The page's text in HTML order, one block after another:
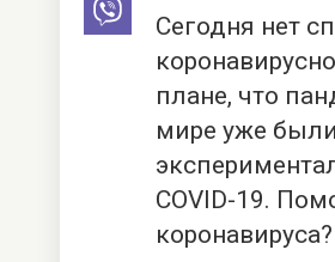
Сегодня нет
плане, что
мире уже
COVID-19.
коронавируса?